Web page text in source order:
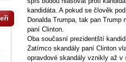
kandidáta. A pokud se člověk
Donalda Trumpa, tak pan
paní Clinton.
Oba současní prezidentští
Zatímco skandály paní Clinton
opravdové skandály vznikly až